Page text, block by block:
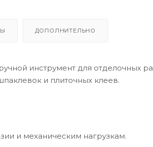
ДОПОЛНИТЕЛЬНО
инструмент для отделочных
и плиточных клеев.
и механическим нагрузкам.